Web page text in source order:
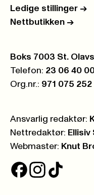
Ledige stillinger ->
Nettbutikken ->
Postboks:
Boks 7003 St.
Telefon: 23 06 40
Org.nr.: 971 075 252
Ansvarlig redaktør:
Nettredaktør:
Webmaster: Knut